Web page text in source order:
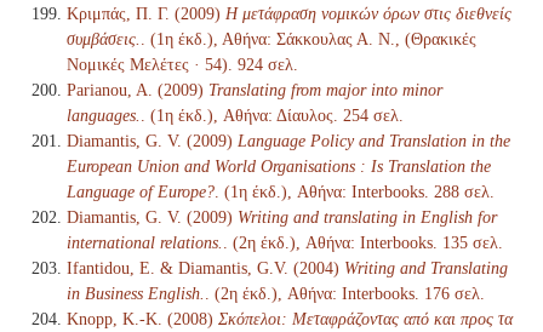
Κριμπάς, Π. Γ. (2009) Η μετάφραση νομικών όρων στις διεθνείς
συμβάσεις.
. (1η έκδ.), Αθήνα: Σάκκουλας Α. Ν., (Θρακικές
Νομικές Μελέτες · 54). 924 σελ.
Parianou, A. (2009) Translating from major into minor
languages.
. (1η έκδ.), Αθήνα: Δίαυλος. 254 σελ.
Diamantis, G. V. (2009) Language Policy and Translation in the
European Union and World Organisations : Is Translation the
Language of Europe? . (1η έκδ.), Αθήνα: Interbooks. 288 σελ.
Diamantis, G. V. (2009) Writing and translating in English for
international relations.
. (2η έκδ.), Αθήνα: Interbooks. 135 σελ.
Ifantidou, Ε. & Diamantis, G.V. (2004) Writing and Translating
in Business English.
. (2η έκδ.), Αθήνα: Interbooks. 176 σελ.
Knopp, K.-K. (2008) Σκόπελοι: Μεταφράζοντας από και προς τα